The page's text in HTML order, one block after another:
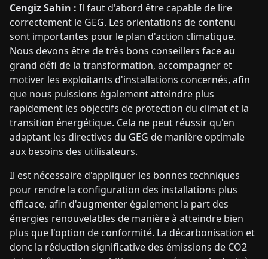
Cengiz Sahin : Il faut d'abord être capable de lire
correctement le GEG. Les orientations de contenu
sont importantes pour le plan d'action climatique.
Nous devons être de très bons conseillers face au
grand défi de la transformation, accompagner et
motiver les exploitants d'installations concernés, afin
que nous puissions également atteindre plus
rapidement les objectifs de protection du climat et la
transition énergétique. Cela ne peut réussir qu'en
adaptant les directives du GEG de manière optimale
aux besoins des utilisateurs.
Il est nécessaire d'appliquer les bonnes techniques
pour rendre la configuration des installations plus
efficace, afin d'augmenter également la part des
énergies renouvelables de manière à atteindre bien
plus que l'option de conformité. La décarbonisation et
donc la réduction significative des émissions de CO2